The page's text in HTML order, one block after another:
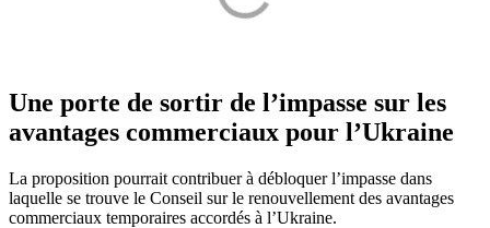
Une porte de sortir de l’impasse sur les
avantages commerciaux pour l’Ukraine
La proposition pourrait contribuer à débloquer l’impasse dans
laquelle se trouve le Conseil sur le renouvellement des avantages
commerciaux temporaires accordés à l’Ukraine.